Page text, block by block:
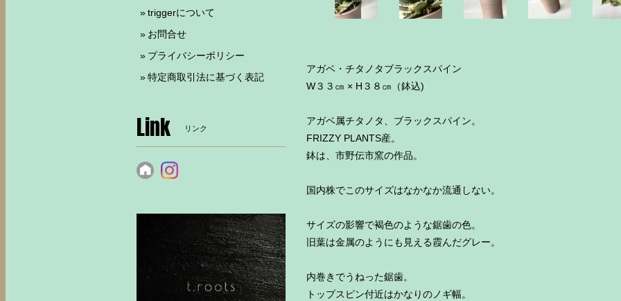
アガベ・チタノタブラックスパイン
W３３㎝ × H３８㎝（鉢込)
アガベ属チタノタ、ブラックスパイン。
FRIZZY PLANTS産。
鉢は、市野伝市窯の作品。
国内株でこのサイズはなかなか流通しない。
サイズの影響で褐色のような鋸歯の色。
旧葉は金属のようにも見える霞んだグレー。
内巻きでうねった鋸歯。
トップスピン付近はかなりのノギ幅。
triggerについて
お問合せ
プライバシーポリシー
特定商取引法に基づく表記
Link リンク